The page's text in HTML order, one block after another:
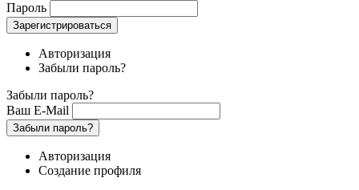
Пароль
Зарегистрироваться
Авторизация
Забыли пароль?
Забыли пароль?
Ваш E-Mail
Забыли пароль?
Авторизация
Создание профиля